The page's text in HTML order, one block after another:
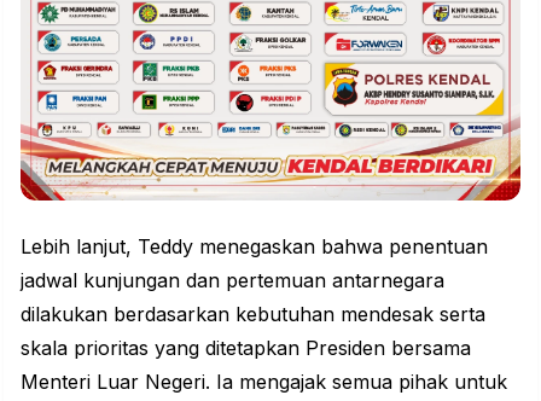
Lebih lanjut, Teddy menegaskan bahwa penentuan
jadwal kunjungan dan pertemuan antarnegara
dilakukan berdasarkan kebutuhan mendesak serta
skala prioritas yang ditetapkan Presiden bersama
Menteri Luar Negeri. Ia mengajak semua pihak untuk